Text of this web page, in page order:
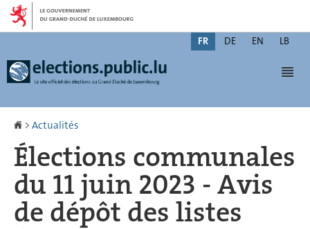
Aller
navigation
Aller
Changer
FR DE EN LB
Accueil
> Actualités
Élections communales
du 11 juin 2023 - Avis
de dépôt des listes